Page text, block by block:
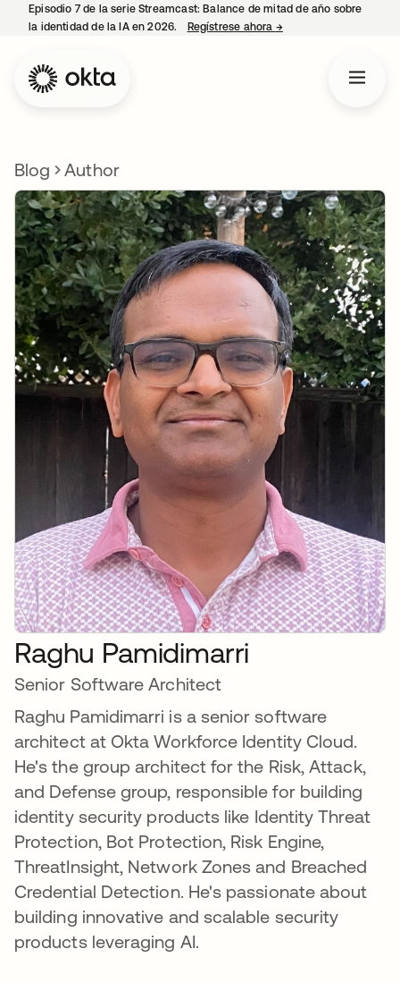
Episodio 7 de la serie Streamcast: Balance de mitad de año sobre
la identidad de la IA en 2026.
Regístrese ahora →se abre en una
Blog Author
Raghu Pamidimarri
Senior Software Architect
Raghu Pamidimarri is a senior software
architect at Okta Workforce Identity Cloud.
He's the group architect for the Risk, Attack,
and Defense group, responsible for building
identity security products like Identity Threat
Protection, Bot Protection, Risk Engine,
ThreatInsight, Network Zones and Breached
Credential Detection. He's passionate about
building innovative and scalable security
products leveraging AI.